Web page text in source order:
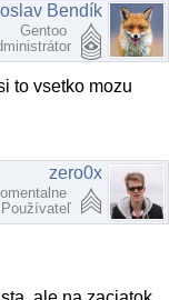
Bendík
Gentoo
to vsetko mozu
zero0x
Používateľ